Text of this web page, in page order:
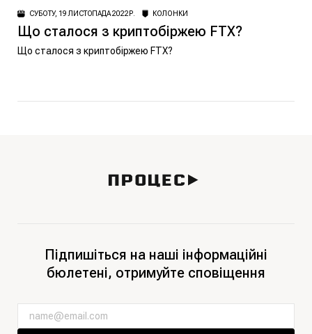
СУБОТУ, 19 ЛИСТОПАДА 2022 Р. КОЛОНКИ
Що сталося з криптобіржею FTX?
Що сталося з криптобіржею FTX?
Підпишіться на наші інформаційні
бюлетені, отримуйте сповіщення